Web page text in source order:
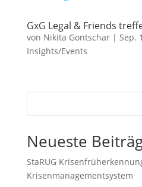
GxG Legal & Friends
von Nikita Gontschar| Sep.
Insights/Events
Neueste
StaRUG
Krisenmanagementsystem